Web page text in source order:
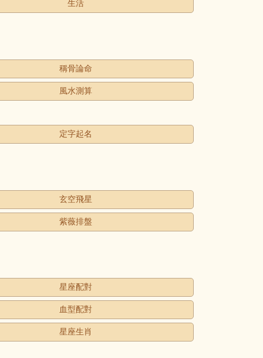
生活
稱骨論命
風水測算
定字起名
玄空飛星
紫薇排盤
星座配對
血型配對
星座生肖